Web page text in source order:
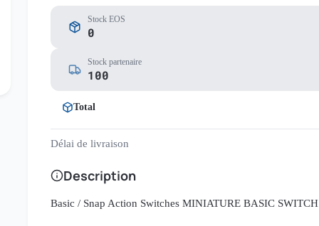
Stock EOS
0
Stock partenaire
100
Total
Délai de livraison
Description
Basic / Snap Action Switches MINIATURE BASIC SWITCH